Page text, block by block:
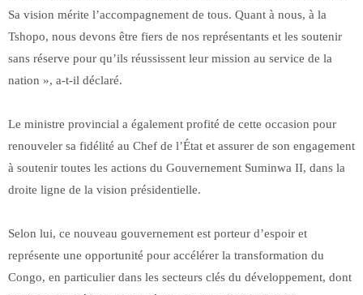
Sa vision mérite l’accompagnement de tous. Quant à nous, à la
Tshopo, nous devons être fiers de nos représentants et les soutenir
sans réserve pour qu’ils réussissent leur mission au service de la
nation », a-t-il déclaré.
Le ministre provincial a également profité de cette occasion pour
renouveler sa fidélité au Chef de l’État et assurer de son engagement
à soutenir toutes les actions du Gouvernement Suminwa II, dans la
droite ligne de la vision présidentielle.
Selon lui, ce nouveau gouvernement est porteur d’espoir et
représente une opportunité pour accélérer la transformation du
Congo, en particulier dans les secteurs clés du développement, dont